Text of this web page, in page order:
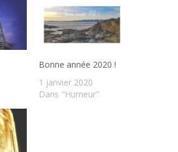
Bonne année 2020 !
1 janvier 2020
Dans "Humeur"